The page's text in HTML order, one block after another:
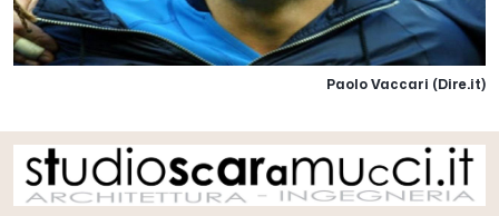
Paolo Vaccari (Dire.it)